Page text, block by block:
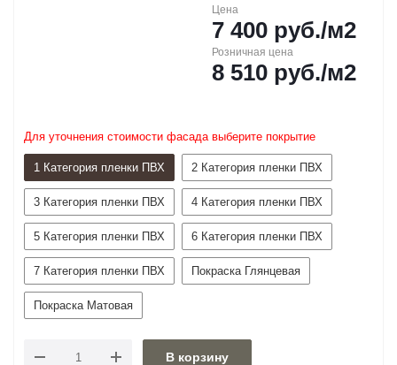
Цена
7 400 руб./м2
Розничная цена
8 510 руб./м2
Для уточнения стоимости фасада выберите покрытие
1 Категория пленки ПВХ 2 Категория пленки ПВХ
3 Категория пленки ПВХ 4 Категория пленки ПВХ
5 Категория пленки ПВХ 6 Категория пленки ПВХ
7 Категория пленки ПВХ Покраска Глянцевая
Покраска Матовая
В корзину